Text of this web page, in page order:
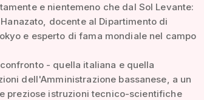
e nientemeno che dal Sol Levante:
docente al Dipartimento di
e esperto di fama mondiale nel campo
- quella italiana e quella
dell'Amministrazione bassanese, a un
preziose istruzioni tecnico-scientifiche